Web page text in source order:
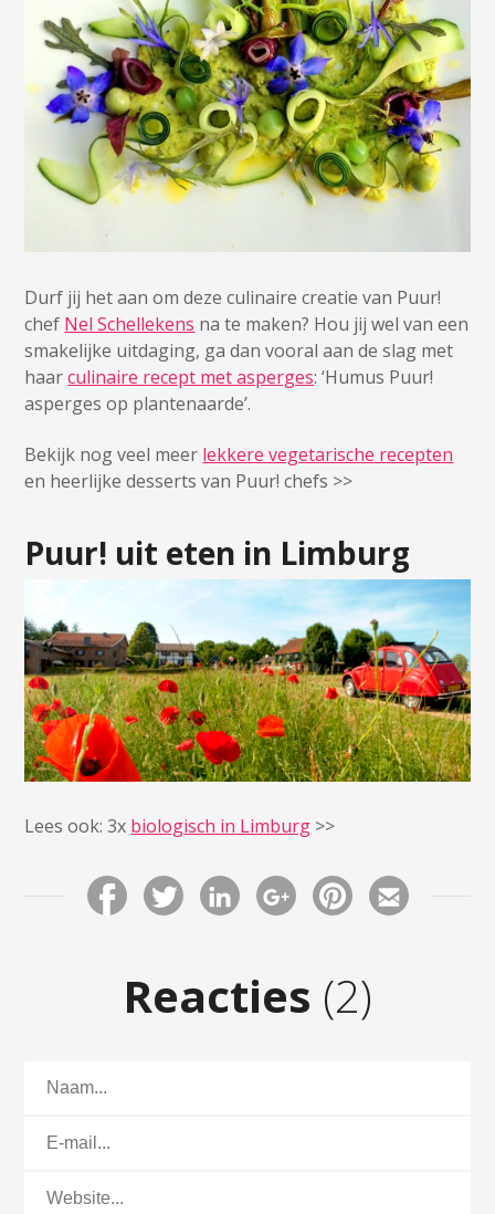
Durf jij het aan om deze culinaire creatie van Puur!
chef Nel Schellekens na te maken? Hou jij wel van een
smakelijke uitdaging, ga dan vooral aan de slag met
haarculinaire recept met asperges: ‘Humus Puur!
asperges op plantenaarde’.
Bekijk nog veel meer lekkere vegetarische recepten
en heerlijke desserts van Puur! chefs >>
Puur! uit eten in Limburg
Lees ook: 3x biologisch in Limburg >>
Reacties (2)